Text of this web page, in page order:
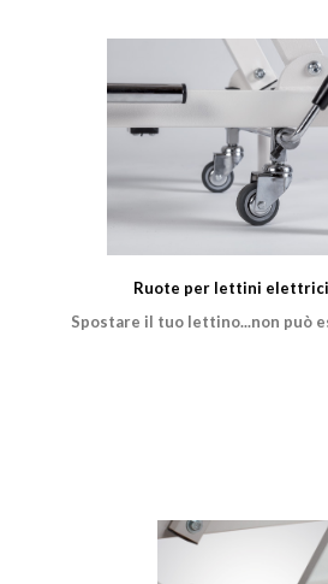
Ruote per lettini elettrici
Spostare il tuo lettino...non può